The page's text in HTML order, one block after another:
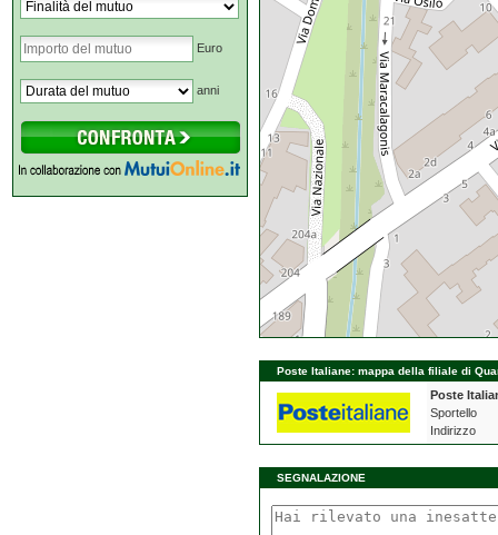
Euro
anni
Poste Italiane: mappa della filiale di
Poste
Sportello
Indirizzo
SEGNALAZIONE